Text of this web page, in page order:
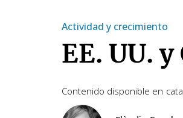
Actividad y crecimiento
EE. UU.
Contenido disponible en